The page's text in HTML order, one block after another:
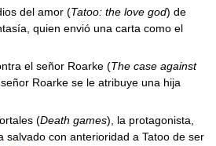
del amor (Tatoo: the love god) de
quien envió una carta como el
el señor Roarke (The case against
Roarke se le atribuye una hija
(Death games), la protagonista,
salvado con anterioridad a Tatoo de ser